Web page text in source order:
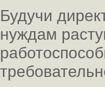
Будучи
нуждам